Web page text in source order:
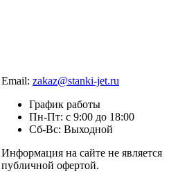
Email: zakaz@stanki-jet.ru
График работы
Пн-Пт: с 9:00 до 18:00
Сб-Вс: Выходной
Информация на сайте не является
публичной офертой.